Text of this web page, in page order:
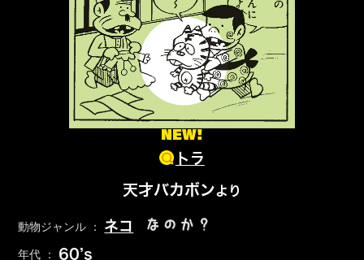
NEW!
トラ
天才バカボンより
動物ジャンル ： ネコ なのか？
年代 ： 60’s